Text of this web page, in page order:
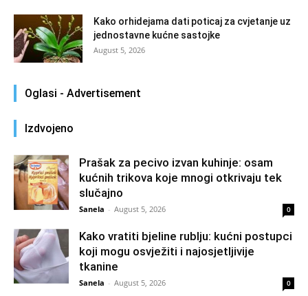
Kako orhidejama dati poticaj za cvjetanje uz
jednostavne kućne sastojke
August 5, 2026
Oglasi - Advertisement
Izdvojeno
Prašak za pecivo izvan kuhinje: osam
kućnih trikova koje mnogi otkrivaju tek
slučajno
Sanela - August 5, 2026 0
Kako vratiti bjeline rublju: kućni postupci
koji mogu osvježiti i najosjetljivije
tkanine
Sanela - August 5, 2026 0